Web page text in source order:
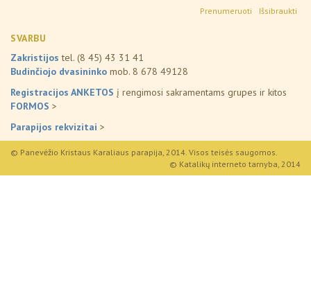
Išsibraukti
SVARBU
Zakristijos tel. (8 45) 43 31 41
Budinčiojo dvasininko mob. 8 678 49128
Registracijos ANKETOS į rengimosi sakramentams grupes ir kitos
FORMOS >
Parapijos rekvizitai >
© Panevėžio Kristaus Karaliaus parapija, 2014. Visos teisės saugomos.
© Katalikų interneto tarnyba, 2014